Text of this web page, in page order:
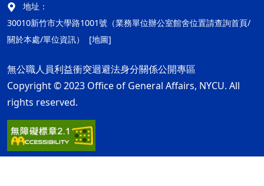
地址：
30010新竹市大學路1001號（業務單位辦公室館舍位置請查詢首頁/
關於本處/單位資訊）
[地圖]
無公職人員利益衝突迴避法身分關係公開專區
Copyright © 2023 Office of General Affairs, NYCU. All
rights reserved.